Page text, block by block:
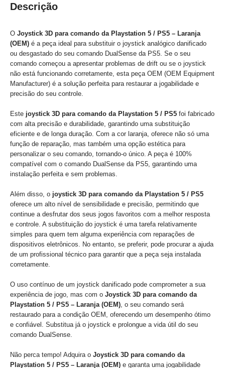
Descrição
O Joystick 3D para comando da Playstation 5 / PS5 – Laranja
(OEM) é a peça ideal para substituir o joystick analógico danificado
ou desgastado do seu comando DualSense da PS5. Se o seu
comando começou a apresentar problemas de drift ou se o joystick
não está funcionando corretamente, esta peça OEM (OEM Equipment
Manufacturer) é a solução perfeita para restaurar a jogabilidade e
precisão do seu controle.
Este joystick 3D para comando da Playstation 5 / PS5 foi fabricado
com alta precisão e durabilidade, garantindo uma substituição
eficiente e de longa duração. Com a cor laranja, oferece não só uma
função de reparação, mas também uma opção estética para
personalizar o seu comando, tornando-o único. A peça é 100%
compatível com o comando DualSense da PS5, garantindo uma
instalação perfeita e sem problemas.
Além disso, o joystick 3D para comando da Playstation 5 / PS5
oferece um alto nível de sensibilidade e precisão, permitindo que
continue a desfrutar dos seus jogos favoritos com a melhor resposta
e controle. A substituição do joystick é uma tarefa relativamente
simples para quem tem alguma experiência com reparações de
dispositivos eletrônicos. No entanto, se preferir, pode procurar a ajuda
de um profissional técnico para garantir que a peça seja instalada
corretamente.
O uso contínuo de um joystick danificado pode comprometer a sua
experiência de jogo, mas com o Joystick 3D para comando da
Playstation 5 / PS5 – Laranja (OEM) , o seu comando será
restaurado para a condição OEM, oferecendo um desempenho ótimo
e confiável. Substitua já o joystick e prolongue a vida útil do seu
comando DualSense.
Não perca tempo! Adquira o Joystick 3D para comando da
Playstation 5 / PS5 – Laranja (OEM) e garanta uma jogabilidade